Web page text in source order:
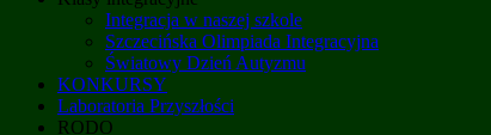
Integracja w naszej szkole
Szczecińska Olimpiada Integracyjna
Światowy Dzień Autyzmu
KONKURSY
Laboratoria Przyszłości
RODO